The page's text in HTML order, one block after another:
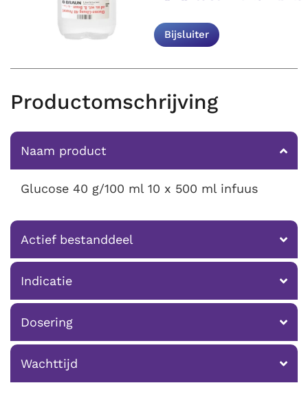
Bijsluiter
Productomschrijving
Naam product
Glucose 40 g/100 ml 10 x 500 ml infuus
Actief bestanddeel
Indicatie
Dosering
Wachttijd